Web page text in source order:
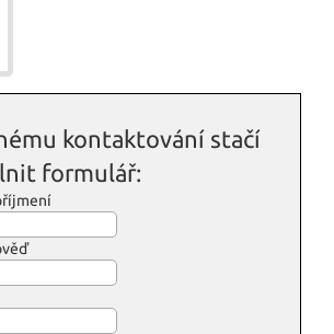
kontaktování stačí
formulář: